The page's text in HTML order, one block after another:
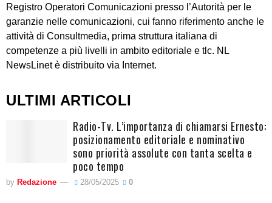
Registro Operatori Comunicazioni presso l’Autorità per le
garanzie nelle comunicazioni, cui fanno riferimento anche le
attività di Consultmedia, prima struttura italiana di
competenze a più livelli in ambito editoriale e tlc. NL
NewsLinet è distribuito via Internet.
ULTIMI ARTICOLI
Radio-Tv. L’importanza di chiamarsi Ernesto:
posizionamento editoriale e nominativo
sono priorità assolute con tanta scelta e
poco tempo
by Redazione 28/05/2025 0